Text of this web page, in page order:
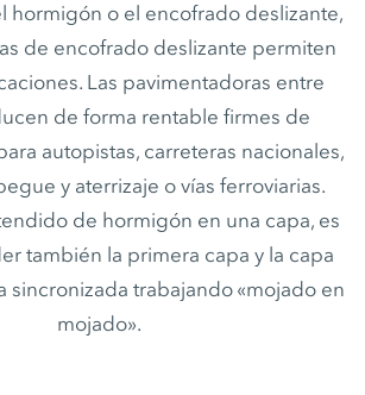
hormigón o el encofrado deslizante,
de encofrado deslizante permiten
Las pavimentadoras entre
de forma rentable firmes de
autopistas, carreteras nacionales,
y aterrizaje o vías ferroviarias.
de hormigón en una capa, es
también la primera capa y la capa
sincronizada trabajando «mojado en
mojado».